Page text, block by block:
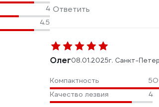
4
4.5
Ответить
Олег08.01.2025г. Санкт-
Компактность 5
Качество лезвия
4